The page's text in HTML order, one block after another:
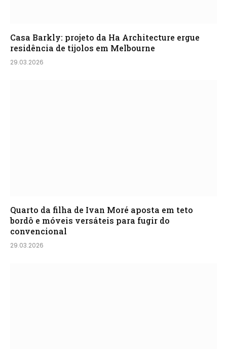
Casa Barkly: projeto da Ha Architecture ergue
residência de tijolos em Melbourne
29.03.2026
Quarto da filha de Ivan Moré aposta em teto
bordô e móveis versáteis para fugir do
convencional
29.03.2026